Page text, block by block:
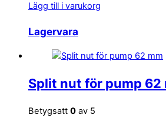
Lägg till i varukorg
Lagervara
Split nut för pump 62
Betygsatt 0 av 5